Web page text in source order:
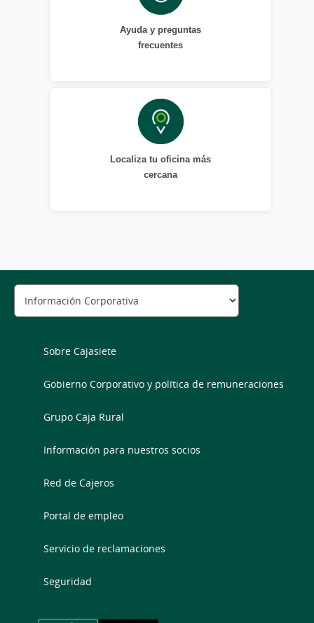
Ayuda y preguntas
frecuentes
Localiza tu oficina más
cercana
Sobre Cajasiete
Gobierno Corporativo y política de remuneraciones
Grupo Caja Rural
Información para nuestros socios
Red de Cajeros
Portal de empleo
Servicio de reclamaciones
Seguridad